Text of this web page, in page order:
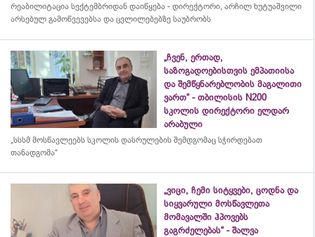
რეაბილიტაცია სექტემბრიდან დაიწყება - დირექტორი, არჩილ ხუტუაშვილი
არსებულ გამოწვევებსა და ცვლილებებზე საუბრობს
„ჩვენ, ერთად,
საზოგადოებისთვის ემპათიისა
და შემწყნარებლობის მაგალითი
ვართ“ - თბილისის N200
სკოლის დირექტორი ელდარ
არაბული
„სსსმ მოსწავლეებს სკოლის დასრულების შემდგომაც სჭირდებათ
თანადგომა“
„ვიცი, ჩემი სიტყვები, ცოდნა და
სიყვარული მოსწავლეთა
მომავალში ჰპოვებს
გაგრძელებას“ - შალვა